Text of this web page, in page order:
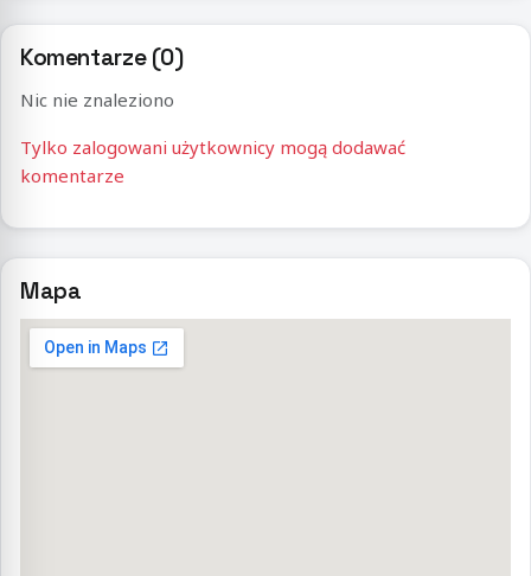
Komentarze (0)
Nic nie znaleziono
Tylko zalogowani użytkownicy mogą dodawać
komentarze
Mapa